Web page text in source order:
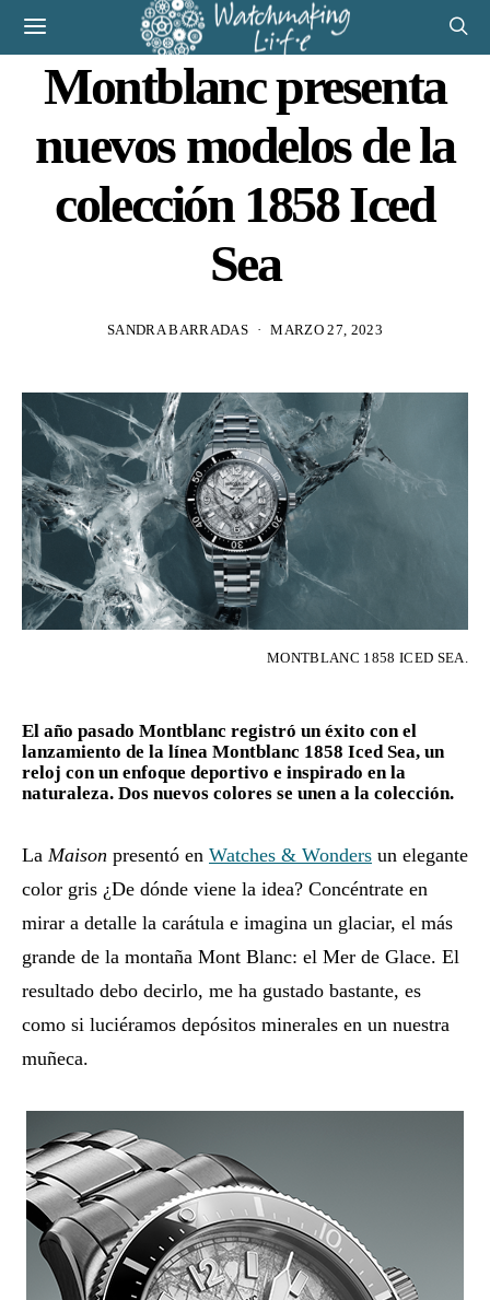
Montblanc presenta
nuevos modelos de la
colección 1858 Iced
Sea
SANDRA BARRADAS MARZO 27, 2023
MONTBLANC 1858 ICED SEA.
El año pasado Montblanc registró un éxito con el
lanzamiento de la línea Montblanc 1858 Iced Sea, un
reloj con un enfoque deportivo e inspirado en la
naturaleza. Dos nuevos colores se unen a la colección.
La Maison presentó en Watches & Wonders un elegante
color gris ¿De dónde viene la idea? Concéntrate en
mirar a detalle la carátula e imagina un glaciar, el más
grande de la montaña Mont Blanc: el Mer de Glace. El
resultado debo decirlo, me ha gustado bastante, es
como si luciéramos depósitos minerales en un nuestra
muñeca.